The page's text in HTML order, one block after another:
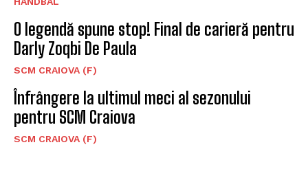
O legendă spune stop! Final de carieră pentru
Darly Zoqbi De Paula
SCM CRAIOVA (F)
Înfrângere la ultimul meci al sezonului
pentru SCM Craiova
SCM CRAIOVA (F)